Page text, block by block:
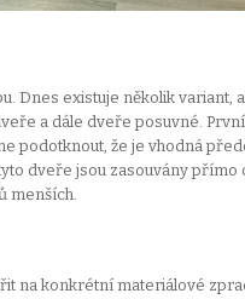
Dnes existuje několik variant,
a dále dveře posuvné.
podotknout, že je vhodná
dveře jsou zasouvány přímo
menších.
na konkrétní materiálové